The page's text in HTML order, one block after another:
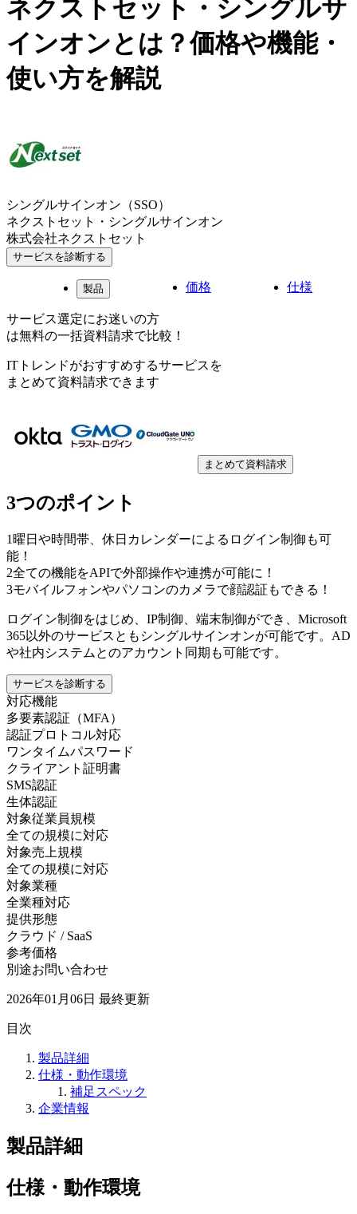
ネクストセット・シングルサ
インオンとは？価格や機能・
使い方を解説
シングルサインオン（SSO）
ネクストセット・シングルサインオン
株式会社ネクストセット
サービスを診断する
製品 価格 仕様
サービス選定にお迷いの方
は無料の一括資料請求で比較！
ITトレンドがおすすめするサービスを
まとめて資料請求できます
まとめて資料請求
3つのポイント
1 曜日や時間帯、休日カレンダーによるログイン制御も可
能！
2全ての機能をAPIで外部操作や連携が可能に！
3モバイルフォンやパソコンのカメラで顔認証もできる！
ログイン制御をはじめ、IP制御、端末制御ができ、Microsoft
365以外のサービスともシングルサインオンが可能です。AD
や社内システムとのアカウント同期も可能です。
サービスを診断する
対応機能
多要素認証（MFA）
認証プロトコル対応
ワンタイムパスワード
クライアント証明書
SMS認証
生体認証
対象従業員規模
全ての規模に対応
対象売上規模
全ての規模に対応
対象業種
全業種対応
提供形態
クラウド / SaaS
参考価格
別途お問い合わせ
2026年01月06日 最終更新
目次
製品詳細
仕様・動作環境
補足スペック
企業情報
製品詳細
仕様・動作環境